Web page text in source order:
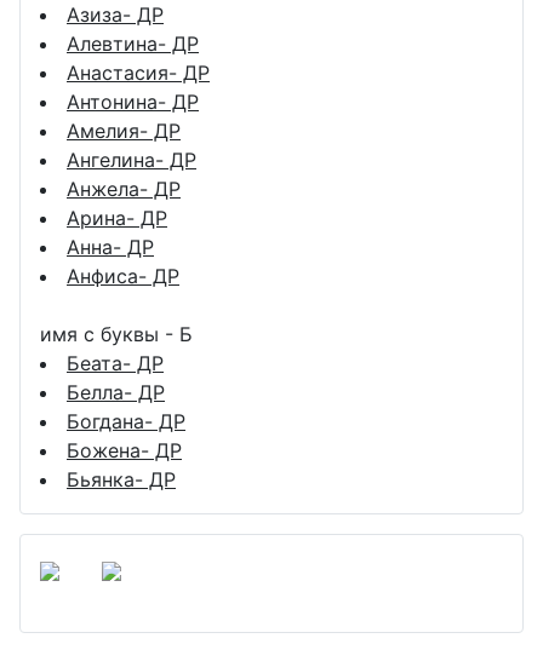
Азиза- ДР
Алевтина- ДР
Анастасия- ДР
Антонина- ДР
Амелия- ДР
Ангелина- ДР
Анжела- ДР
Арина- ДР
Анна- ДР
Анфиса- ДР
имя с буквы - Б
Беата- ДР
Белла- ДР
Богдана- ДР
Божена- ДР
Бьянка- ДР